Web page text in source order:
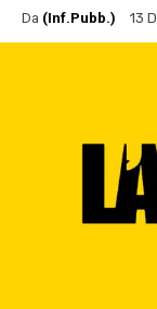
Da (Inf.Pubb.) 13